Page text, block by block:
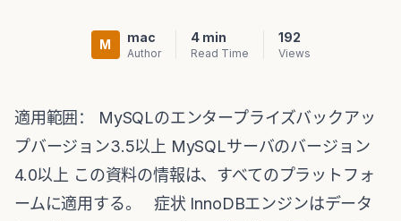
M mac
Author
4 min
Read Time
192
Views
適用範囲： MySQLのエンタープライズバックアッ
プバージョン3.5以上 MySQLサーバのバージョン
4.0以上 この資料の情報は、すべてのプラットフォ
ームに適用する。 症状 InnoDBエンジンはデータ